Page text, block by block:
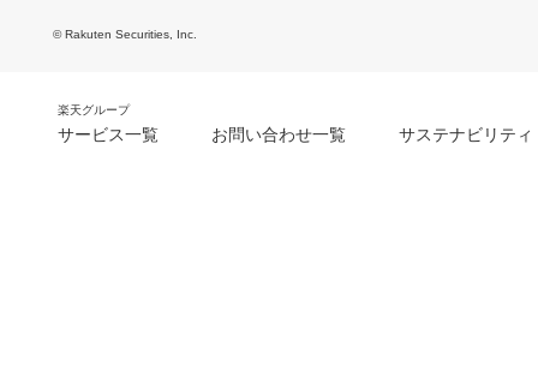
© Rakuten Securities, Inc.
楽天グループ
サービス一覧 お問い合わせ一覧 サステナビリティ